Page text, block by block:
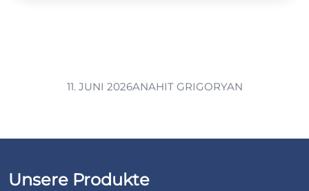
11. JUNI 2026ANAHIT GRIGORYAN
Unsere Produkte